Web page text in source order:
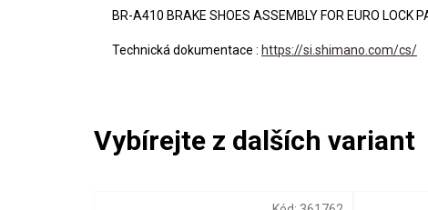
BR-A410 BRAKE SHOES ASSEMBLY FOR EURO LOCK
Technická dokumentace : https://si.shimano.com/cs/